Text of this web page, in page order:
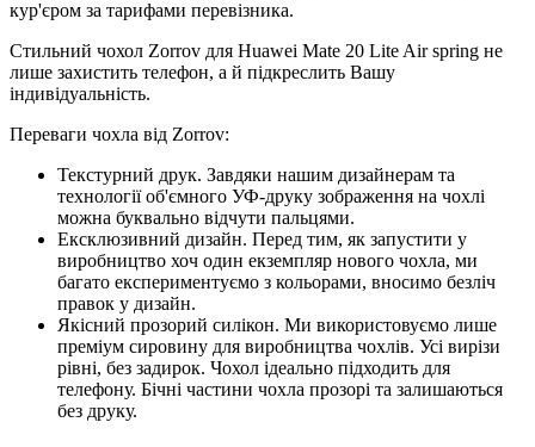
кур'єром за тарифами перевізника.
Стильний чохол Zorrov для Huawei Mate 20 Lite Air spring не
лише захистить телефон, а й підкреслить Вашу
індивідуальність.
Переваги чохла від Zorrov:
Текстурний друк. Завдяки нашим дизайнерам та
технології об'ємного УФ-друку зображення на чохлі
можна буквально відчути пальцями.
Ексклюзивний дизайн. Перед тим, як запустити у
виробництво хоч один екземпляр нового чохла, ми
багато експериментуємо з кольорами, вносимо безліч
правок у дизайн.
Якісний прозорий силікон. Ми використовуємо лише
преміум сировину для виробництва чохлів. Усі вирізи
рівні, без задирок. Чохол ідеально підходить для
телефону. Бічні частини чохла прозорі та залишаються
без друку.